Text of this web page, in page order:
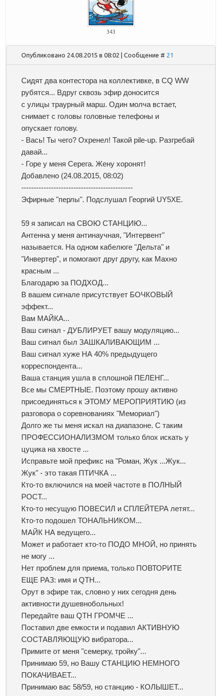
343
Опубликовано 24.08.2015 в 08:02 | Сообщение # 21
Сидят два контестора на коллективке, в CQ WW
рубятся... Вдруг сквозь эфир доносится
с улицы траурный марш. Один молча встает,
снимает с головы головные телефоны и
опускает голову.
- Вась! Ты чего? Охренел! Такой pile-up. Разгребай
давай...
- Горе у меня Серега. Жену хоронят!
Добавлено (24.08.2015, 08:02)
---------------------------------------------
Эфирные "перлы". Подслушал Георгий UY5XE.
59 я записал на СВОЮ СТАНЦИЮ...
Антенна у меня антинаучная, "Интервент"
называется. На одном кабелюге "Дельта" и
"Инвертер", и помогают друг другу, как Махно
красным ...
Благодарю за ПОДХОД...
В вашем сигнале присутствует БОЧКОВЫЙ
эффект...
Вам МАЙКА...
Ваш сигнал - ДУБЛИРУЕТ вашу модуляцию...
Ваш сигнал был ЗАШКАЛИВАЮЩИМ ...
Ваш сигнал хуже НА 40% предыдущего
корреспондента...
Ваша станция ушла в сплошной ПЕЛЕНГ...
Все мы СМЕРТНЫЕ. Поэтому прошу активно
присоединяться к ЭТОМУ МЕРОПРИЯТИЮ (из
разговора о соревнованиях "Мемориал")
Долго же ты меня искал на диапазоне. С таким
ПРОФЕССИОНАЛИЗМОМ только блох искать у
цуцика на хвосте ...
Исправьте мой префикс на "Роман, Жук ...Жук...
Жук" - это такая ПТИЧКА ...
Кто-то включился на моей частоте в ПОЛНЫЙ
РОСТ...
Кто-то несущую ПОВЕСИЛ и СПЛЕЙТЕРА летят...
Кто-то подошел ТОНАЛЬНИКОМ...
МАЙК НА ведущего...
Может и работает кто-то ПОДО МНОЙ, но принять
не могу ...
Нет проблем для приема, только ПОВТОРИТЕ
ЕЩЕ РАЗ: имя и QTH...
Орут в эфире так, словно у них сегодня день
активности душевнобольных!
Передайте ваш QTH ГРОМЧЕ ...
Поставил две емкости и подавил АКТИВНУЮ
СОСТАВЛЯЮЩУЮ вибратора...
Примите от меня "семерку, тройку"...
Принимаю 59, но Вашу СТАНЦИЮ НЕМНОГО
ПОКАЧИВАЕТ...
Принимаю вас 58/59, но станцию - КОЛЫШЕТ...